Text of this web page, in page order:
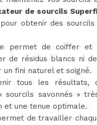
de sourcils
obtenir des
permet de coiffer et
de résidus blancs ni
fini naturel et soigné.
tous les résultats,
savonnés »
et une tenue optimale.
de travailler